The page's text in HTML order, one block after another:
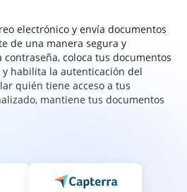
electrónico y envía documentos
de una manera segura y
coloca tus documentos
habilita la autenticación del
quién tiene acceso a tus
mantiene tus documentos